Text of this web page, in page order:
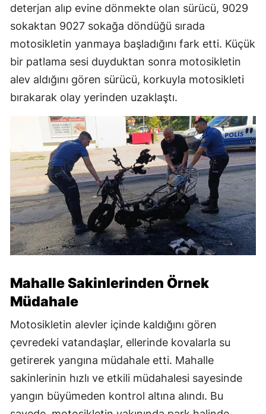
deterjan alıp evine dönmekte olan sürücü, 9029
sokaktan 9027 sokağa döndüğü sırada
motosikletin yanmaya başladığını fark etti. Küçük
bir patlama sesi duyduktan sonra motosikletin
alev aldığını gören sürücü, korkuyla motosikleti
bırakarak olay yerinden uzaklaştı.
Mahalle Sakinlerinden Örnek
Müdahale
Motosikletin alevler içinde kaldığını gören
çevredeki vatandaşlar, ellerinde kovalarla su
getirerek yangına müdahale etti. Mahalle
sakinlerinin hızlı ve etkili müdahalesi sayesinde
yangın büyümeden kontrol altına alındı. Bu